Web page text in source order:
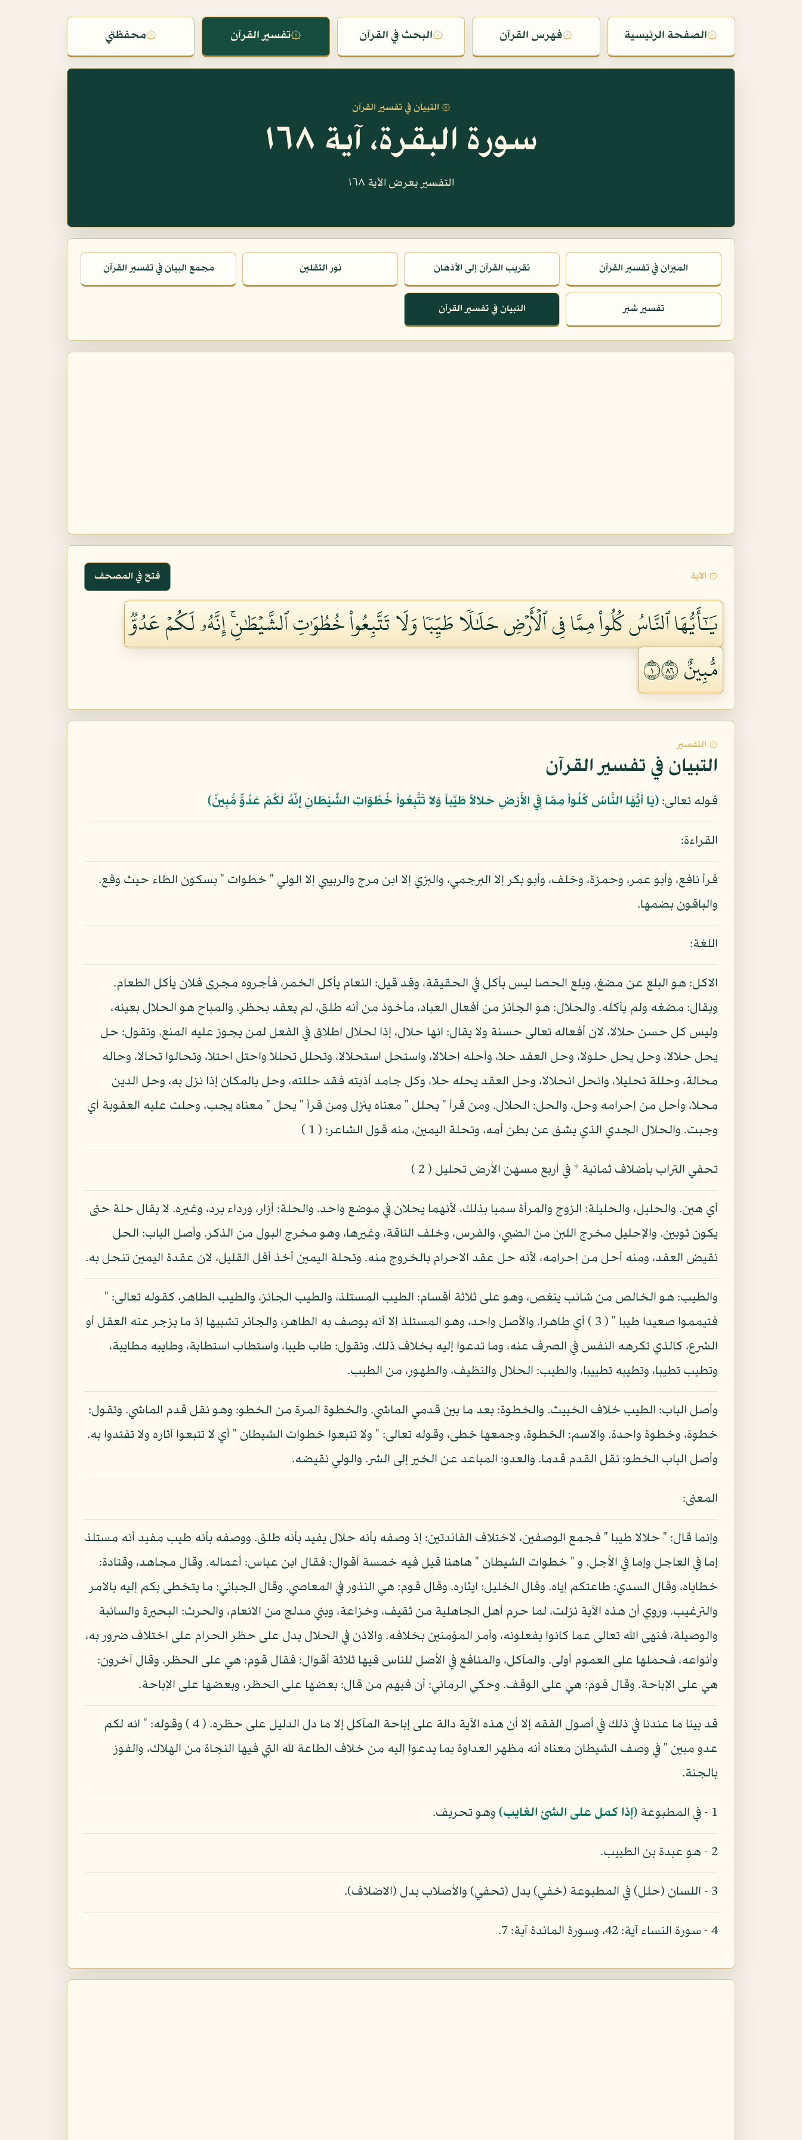
۞الصفحة الرئيسية ۞فهرس القرآن ۞البحث في القرآن ۞تفسير القرآن ۞محفظتي
۞ التبيان في تفسير القرآن
سورة البقرة، آية ١٦٨
التفسير يعرض الآية ١٦٨
الميزان في تفسير القرآن تقريب القرآن إلى الأذهان نور الثقلين مجمع البيان في تفسير القرآن
تفسير شبر التبيان في تفسير القرآن
۞ الآية فتح في المصحف
يَٰٓأَيُّهَا ٱلنَّاسُ كُلُواْ مِمَّا فِي ٱلۡأَرۡضِ حَلَٰلٗا طَيِّبٗا وَلَا تَتَّبِعُواْ خُطُوَٰتِ ٱلشَّيۡطَٰنِۚ إِنَّهُۥ لَكُمۡ عَدُوّٞ
مُّبِينٌ ١٦٨
۞ التفسير
التبيان في تفسير القرآن
قوله تعالى: ﴿يَا أَيُّهَا النَّاسُ كُلُواْ مِمَّا فِي الأَرْضِ حَلاَلاً طَيِّباً وَلاَ تَتَّبِعُواْ خُطُوَاتِ الشَّيْطَانِ إِنَّهُ لَكُمْ عَدُوٌّ مُّبِينٌ﴾
القراءة:
قرأ نافع، وأبو عمر، وحمزة، وخلف، وأبو بكر إلا البرجمي، والبزي إلا ابن مرج والربيبي إلا الولي " خطوات " بسكون الطاء حيث وقع.
والباقون بضمها.
اللغة:
الاكل: هو البلع عن مضغ، وبلع الحصا ليس بأكل في الحقيقة، وقد قيل: النعام يأكل الخمر، فأجروه مجرى فلان يأكل الطعام.
ويقال: مضغه ولم يأكله. والحلال: هو الجائز من أفعال العباد، مأخوذ من أنه طلق، لم يعقد بحظر. والمباح هو الحلال بعينه،
وليس كل حسن حلالا، لان أفعاله تعالى حسنة ولا يقال: انها حلال، إذا لحلال اطلاق في الفعل لمن يجوز عليه المنع. وتقول: حل
يحل حلالا، وحل يحل حلولا، وحل العقد حلا، وأحله إحلالا، واستحل استحلالا، وتحلل تحللا واحتل احتلا، وتحالوا تحالا، وحاله
محالة، وحللة تحليلا، وانحل انحلالا، وحل العقد يحله حلا، وكل جامد أذبته فقد حللته، وحل بالمكان إذا نزل به، وحل الدين
محلا، وأحل من إحرامه وحل، والحل: الحلال. ومن قرأ " يحلل " معناه ينزل ومن قرأ " يحل " معناه يجب، وحلت عليه العقوبة أي
وجبت. والحلال الجدي الذي يشق عن بطن أمه، وتحلة اليمين، منه قول الشاعر: ( 1 )
تحفي التراب بأضلاف ثمانية * في أربع مسهن الأرض تحليل ( 2 )
أي هين. والحليل، والحليلة: الزوج والمرأة سميا بذلك، لأنهما يحلان في موضع واحد. والحلة: أزار، ورداء برد، وغيره. لا يقال حلة حتى
يكون ثوبين. والإحليل مخرج اللبن من الضبي، والفرس، وخلف الناقة، وغيرها، وهو مخرج البول من الذكر. وأصل الباب: الحل
نقيض العقد، ومنه أحل من إحرامه، لأنه حل عقد الاحرام بالخروج منه. وتحلة اليمين أخذ أقل القليل، لان عقدة اليمين تنحل به.
والطيب: هو الخالص من شائب ينغص، وهو على ثلاثة أقسام: الطيب المستلذ، والطيب الجائز، والطيب الطاهر، كقوله تعالى: "
فتيمموا صعيدا طيبا " ( 3 ) أي طاهرا. والأصل واحد، وهو المستلذ إلا أنه يوصف به الطاهر، والجائر تشبيها إذ ما يزجر عنه العقل أو
الشرع، كالذي تكرهه النفس في الصرف عنه، وما تدعوا إليه بخلاف ذلك. وتقول: طاب طيبا، واستطاب استطابة، وطايبه مطايبة،
وتطيب تطيبا، وتطيبه تطييبا، والطيب: الحلال والنظيف، والطهور، من الطيب.
وأصل الباب: الطيب خلاف الخبيث. والخطوة: بعد ما بين قدمي الماشي. والخطوة المرة من الخطو: وهو نقل قدم الماشي. وتقول:
خطوة، وخطوة واحدة. والاسم: الخطوة، وجمعها خطى، وقوله تعالى: " ولا تتبعوا خطوات الشيطان " أي لا تتبعوا آثاره ولا تقتدوا به.
وأصل الباب الخطو: نقل القدم قدما. والعدو: المباعد عن الخير إلى الشر. والولي نقيضه.
المعنى:
وإنما قال: " حلالا طيبا " فجمع الوصفين، لاختلاف الفائدتين: إذ وصفه بأنه حلال يفيد بأنه طلق. ووصفه بأنه طيب مفيد أنه مستلذ
إما في العاجل وإما في الأجل. و " خطوات الشيطان " هاهنا قيل فيه خمسة أقوال: فقال ابن عباس: أعماله. وقال مجاهد، وقتادة:
خطاياه، وقال السدي: طاعتكم إياه. وقال الخليل: ايثاره. وقال قوم: هي النذور في المعاصي. وقال الجبائي: ما يتخطى بكم إليه بالامر
والترغيب. وروي أن هذه الآية نزلت، لما حرم أهل الجاهلية من ثقيف، وخزاعة، وبني مدلج من الانعام، والحرث: البحيرة والسائبة
والوصيلة، فنهى الله تعالى عما كانوا يفعلونه، وأمر المؤمنين بخلافه. والاذن في الحلال يدل على حظر الحرام على اختلاف ضرور به،
وأنواعه، فحملها على العموم أولى. والمآكل، والمنافع في الأصل للناس فيها ثلاثة أقوال: فقال قوم: هي على الحظر. وقال آخرون:
هي على الإباحة. وقال قوم: هي على الوقف. وحكي الرماني: أن فيهم من قال: بعضها على الحظر، وبعضها على الإباحة.
قد بينا ما عندنا في ذلك في أصول الفقه إلا أن هذه الآية دالة على إباحة المآكل إلا ما دل الدليل على حظره. ( 4 ) وقوله: " انه لكم
عدو مبين " في وصف الشيطان معناه أنه مظهر العداوة بما يدعوا إليه من خلاف الطاعة لله التي فيها النجاة من الهلاك، والفوز
بالجنة.
1 - في المطبوعة (إذا كمل على الشئ الغايب) وهو تحريف.
2 - هو عبدة بن الطبيب.
3 - اللسان (حلل) في المطبوعة (خفي) بدل (تحفي) والأصلاب بدل (الاضلاف).
4 - سورة النساء آية: 42، وسورة المائدة آية: 7.